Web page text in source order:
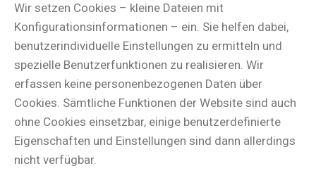
Wir setzen Cookies – kleine Dateien mit
Konfigurationsinformationen – ein. Sie helfen dabei,
benutzerindividuelle Einstellungen zu ermitteln und
spezielle Benutzerfunktionen zu realisieren. Wir
erfassen keine personenbezogenen Daten über
Cookies. Sämtliche Funktionen der Website sind auch
ohne Cookies einsetzbar, einige benutzerdefinierte
Eigenschaften und Einstellungen sind dann allerdings
nicht verfügbar.